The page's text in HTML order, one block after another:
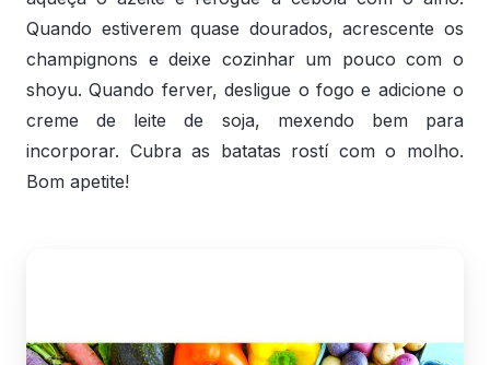
Quando estiverem quase dourados, acrescente os
champignons e deixe cozinhar um pouco com o
shoyu. Quando ferver, desligue o fogo e adicione o
creme de leite de soja, mexendo bem para
incorporar. Cubra as batatas rostí com o molho.
Bom apetite!